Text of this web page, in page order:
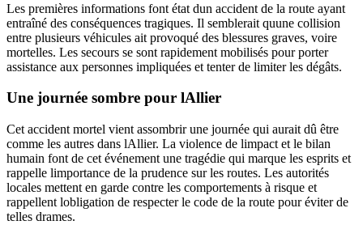
Les premières informations font état dun accident de la route ayant
entraîné des conséquences tragiques. Il semblerait quune collision
entre plusieurs véhicules ait provoqué des blessures graves, voire
mortelles. Les secours se sont rapidement mobilisés pour porter
assistance aux personnes impliquées et tenter de limiter les dégâts.
Une journée sombre pour lAllier
Cet accident mortel vient assombrir une journée qui aurait dû être
comme les autres dans lAllier. La violence de limpact et le bilan
humain font de cet événement une tragédie qui marque les esprits et
rappelle limportance de la prudence sur les routes. Les autorités
locales mettent en garde contre les comportements à risque et
rappellent lobligation de respecter le code de la route pour éviter de
telles drames.